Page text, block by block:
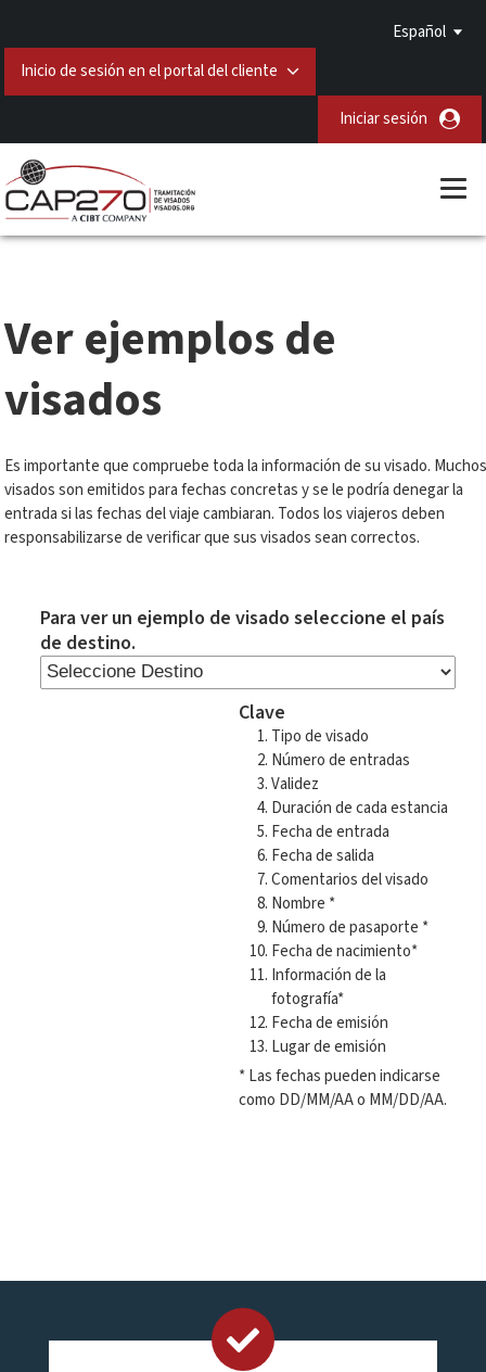
Español
Inicio de sesión en el portal del cliente
Iniciar sesión
Ver ejemplos de
visados
Es importante que compruebe toda la información de su visado. Muchos
visados son emitidos para fechas concretas y se le podría denegar la
entrada si las fechas del viaje cambiaran. Todos los viajeros deben
responsabilizarse de verificar que sus visados sean correctos.
Para ver un ejemplo de visado seleccione el país
de destino.
Clave
Tipo de visado
Número de entradas
Validez
Duración de cada estancia
Fecha de entrada
Fecha de salida
Comentarios del visado
Nombre *
Número de pasaporte *
Fecha de nacimiento*
Información de la
fotografía*
Fecha de emisión
Lugar de emisión
* Las fechas pueden indicarse
como DD/MM/AA o MM/DD/AA.